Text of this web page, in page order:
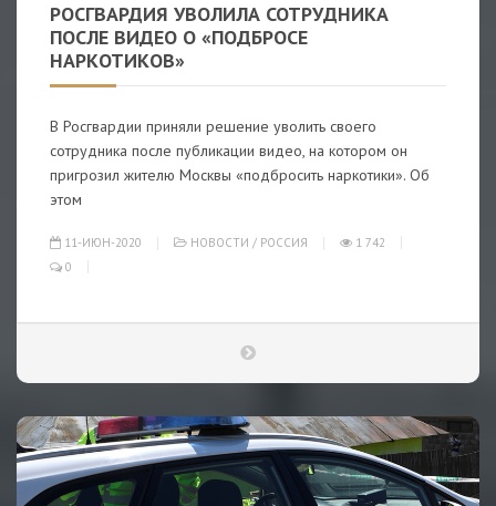
РОСГВАРДИЯ УВОЛИЛА СОТРУДНИКА
ПОСЛЕ ВИДЕО О «ПОДБРОСЕ
НАРКОТИКОВ»
В Росгвардии приняли решение уволить своего
сотрудника после публикации видео, на котором он
пригрозил жителю Москвы «подбросить наркотики». Об
этом
11-ИЮН-2020 НОВОСТИ / РОССИЯ
1 742
0